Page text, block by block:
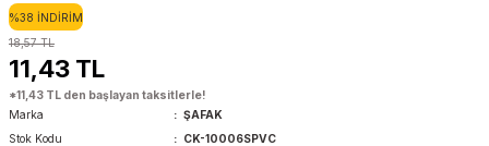
%38 İNDİRİM
18,57 TL
11,43 TL
*11,43 TL den başlayan taksitlerle!
Marka
ŞAFAK
Stok Kodu
CK-10006SPVC